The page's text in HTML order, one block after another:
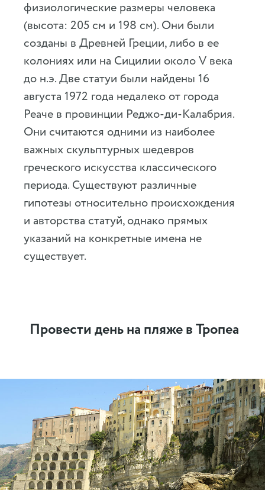
физиологические размеры человека
(высота: 205 см и 198 см). Они были
созданы в Древней Греции, либо в ее
колониях или на Сицилии около V века
до н.э. Две статуи были найдены 16
августа 1972 года недалеко от города
Реаче в провинции Реджо-ди-Калабрия.
Они считаются одними из наиболее
важных скульптурных шедевров
греческого искусства классического
периода. Существуют различные
гипотезы относительно происхождения
и авторства статуй, однако прямых
указаний на конкретные имена не
существует.
Провести день на пляже в Тропеа